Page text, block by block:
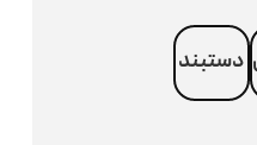
دستبند